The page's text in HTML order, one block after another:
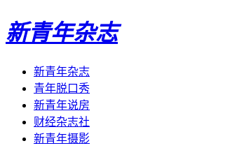
新青年杂志
新青年杂志
青年脱口秀
新青年说房
财经杂志社
新青年摄影